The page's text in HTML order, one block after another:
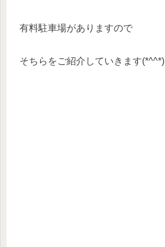
有料駐車場がありますので
そちらをご紹介していきます(*^^*)